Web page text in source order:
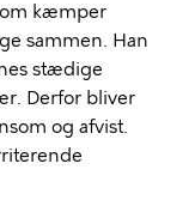
kæmper
sammen. Han
stædige
Derfor bliver
og afvist.